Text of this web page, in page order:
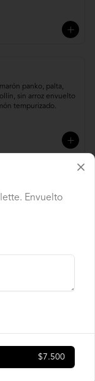
panko, palta,
sin arroz envuelto
tempurizado.
apanado , queso
Envuelto
$7.500